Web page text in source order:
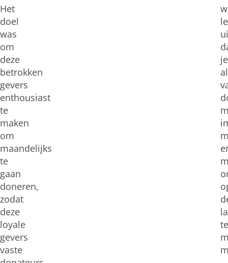
Het
doel
was
om
deze
betrokken
gevers
enthousiast
te
maken
om
maandelijks
te
gaan
doneren,
zodat
deze
loyale
gevers
vaste
je